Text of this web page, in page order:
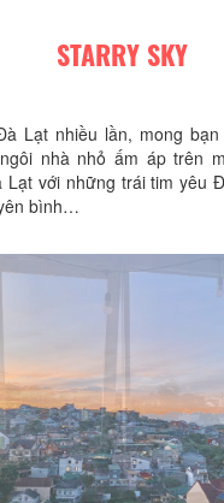
STARRY SKY
Lạt nhiều lần, mong
nhà nhỏ ấm áp trên
với những trái tim yêu
bình…